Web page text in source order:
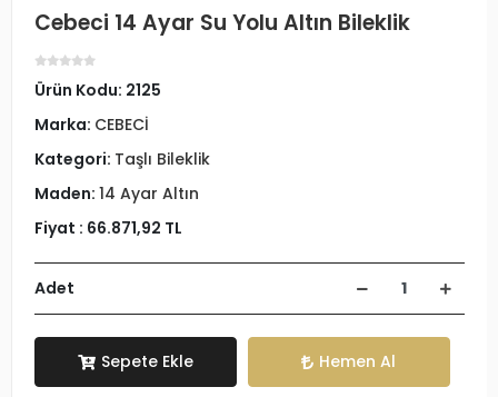
Cebeci 14 Ayar Su Yolu Altın Bileklik
Ürün Kodu: 2125
Marka: CEBECİ
Kategori: Taşlı Bileklik
Maden: 14 Ayar Altın
Fiyat : 66.871,92 TL
Adet
Sepete Ekle Hemen Al